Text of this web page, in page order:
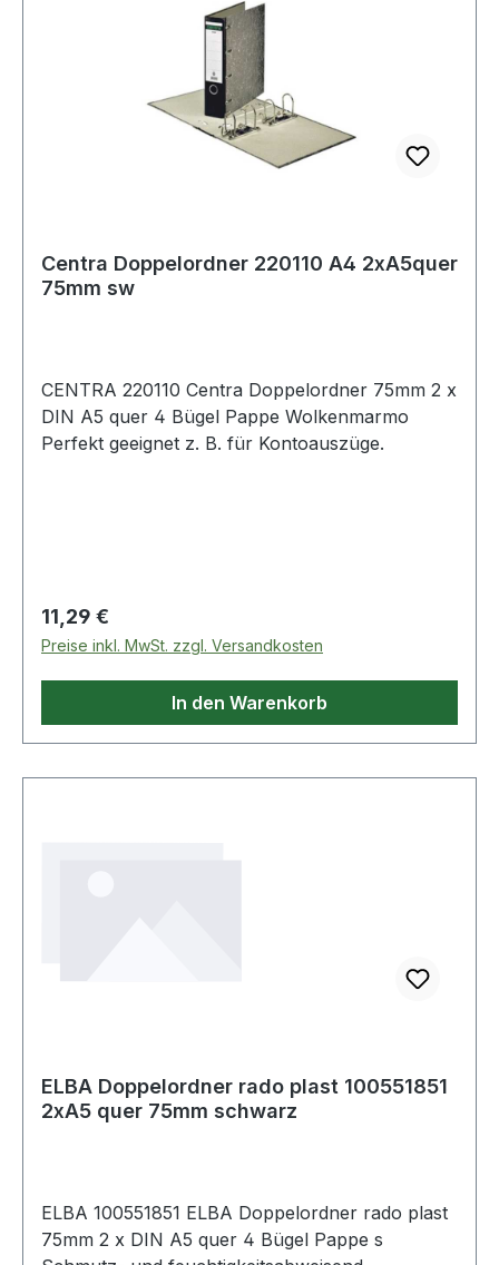
Anziehen mit erheblich weniger Kraft zu
arbeiten. Wird in einem praktischen Halter zur
leichteren Aufbewahrung
geliefert.Lieferumfang:6 x 7, 8 x 9, 10 x 11, 12 x
13, 14 x 15, 16 x 17, 16 x 18, 17 x 19, 20 x 22, 21 x
23, 22 x 24, 24 x 27, 25 x 29, 30 x 32 mm Weitere
Centra Doppelordner 220110 A4 2xA5quer
75mm sw
CENTRA 220110 Centra Doppelordner 75mm 2 x
DIN A5 quer 4 Bügel Pappe Wolkenmarmo
Perfekt geeignet z. B. für Kontoauszüge.
Regulärer Preis:
11,29 €
Preise inkl. MwSt. zzgl. Versandkosten
In den Warenkorb
ELBA Doppelordner rado plast 100551851
2xA5 quer 75mm schwarz
ELBA 100551851 ELBA Doppelordner rado plast
75mm 2 x DIN A5 quer 4 Bügel Pappe s